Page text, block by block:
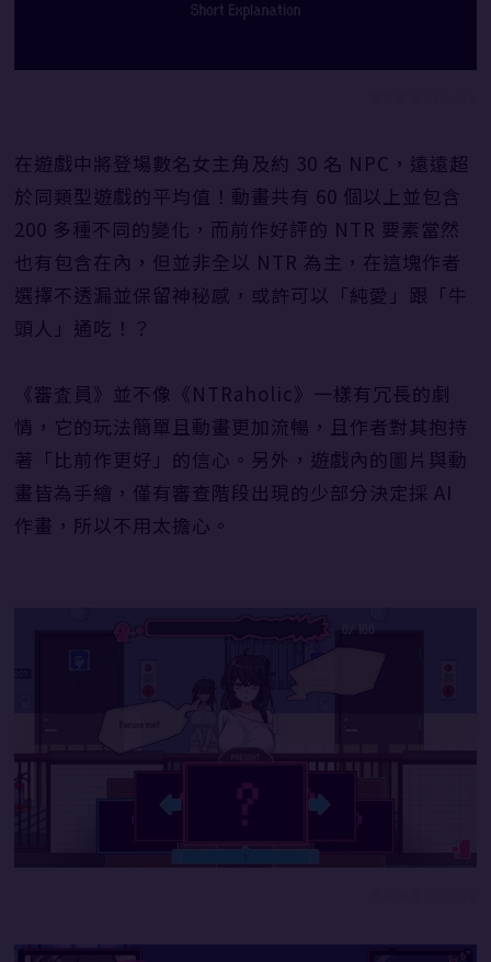
在遊戲中將登場數名女主角及約 30 名 NPC，遠遠超
於同類型遊戲的平均值！動畫共有 60 個以上並包含
200 多種不同的變化，而前作好評的 NTR 要素當然
也有包含在內，但並非全以 NTR 為主，在這塊作者
選擇不透漏並保留神秘感，或許可以「純愛」跟「牛
頭人」通吃！？
《審査員》並不像《NTRaholic》一樣有冗長的劇
情，它的玩法簡單且動畫更加流暢，且作者對其抱持
著「比前作更好」的信心。另外，遊戲內的圖片與動
畫皆為手繪，僅有審查階段出現的少部分決定採 AI
作畫，所以不用太擔心。